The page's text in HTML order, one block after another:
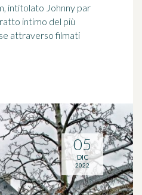
intitolato Johnny par
intimo del più
attraverso filmati
05
DIC
2022